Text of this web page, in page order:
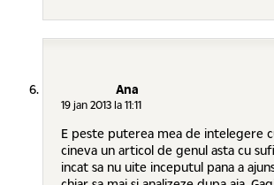
Ana
19 jan 2013 la 11:11
E peste puterea mea de intelegere
cineva un articol de genul asta cu
incat sa nu uite inceputul pana a